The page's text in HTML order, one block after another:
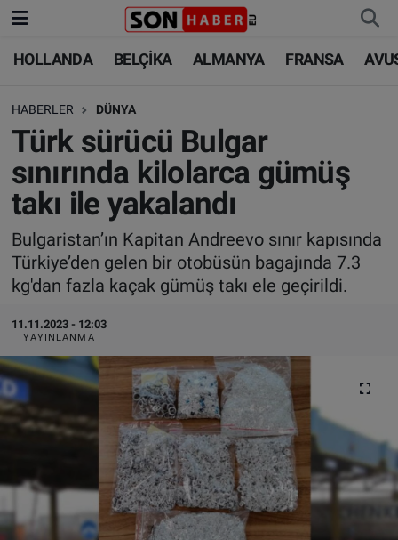
HOLLANDA BELÇİKA ALMANYA FRANSA
HABERLER DÜNYA
Türk sürücü Bulgar
sınırında kilolarca gümüş
takı ile yakalandı
Bulgaristan’ın Kapitan Andreevo sınır kapısında
Türkiye’den gelen bir otobüsün bagajında 7.3
kg'dan fazla kaçak gümüş takı ele geçirildi.
11.11.2023 - 12:03
YAYINLANMA
HOLLANDA
BELÇİKA
ALMANYA
FRANSA
AVUSTURYA
SAĞLIK - YAŞAM
BİLİM-TEKNOLOJİ
HOLLANDA
BELÇİKA
ALMANYA
TÜRKİYE
DÜNYA
BİLİM-TEKNOLOJİ
SAĞLIK
FOTO GALERİ
VIDEO GALERİ
ALGEMENE VOORWAARDEN
CONTACT
Nöbetçi Eczaneler
Hava Durumu
Trafik Durumu
Süper Lig Puan Durumu ve Fikstür
Tüm Manşetler
Son Dakika Haberleri
Haber Arşivi